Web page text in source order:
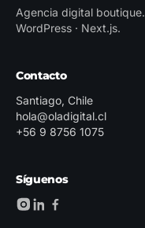
Agencia digital boutique.
WordPress · Next.js.
Contacto
Santiago, Chile
hola@oladigital.cl
+56 9 8756 1075
Síguenos